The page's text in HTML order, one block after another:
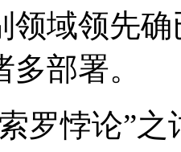
领域领先
部署。
罗悖论”